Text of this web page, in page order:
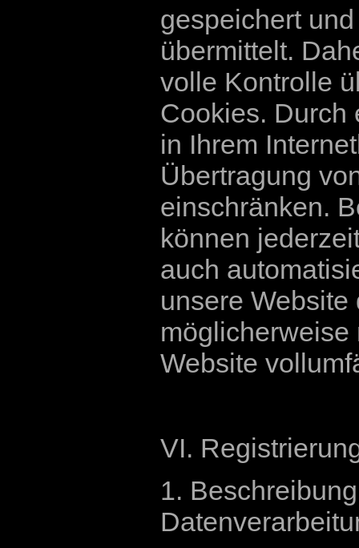
gespeichert
übermittelt.
volle Kontrolle
Cookies. Durch
in Ihrem
Übertragung
einschränken.
können
auch
unsere
Website
VI.
1.